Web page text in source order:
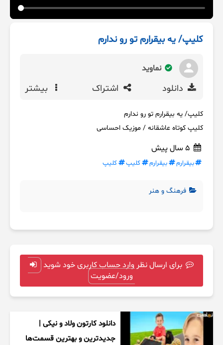
کلیپ/ یه بیقرارم تو رو ندارم
نماوید
دانلود اشتراک بیشتر
کلیپ/ یه بیقرارم تو رو ندارم
کلیپ کوتاه عاشقانه / موزیک احساسی
بیقرارم بیقرارم کلیپ کلیپ
فرهنگ و هنر
برای ارسال نظر وارد حساب کاربری خود شوید
ورود/عضویت
دانلود کارتون ولاد و نیکی |
جدیدترین و بهترین قسمت‌ها